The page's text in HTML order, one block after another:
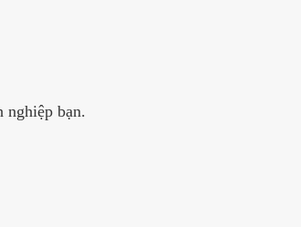
nghiệp bạn.